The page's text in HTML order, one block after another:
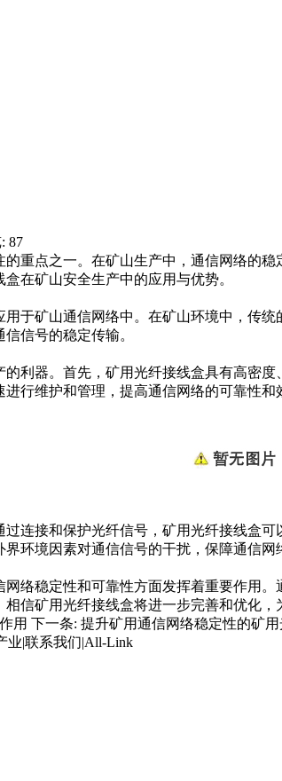
87
重点之一。在矿山生产中，通信网络的
在矿山安全生产中的应用与优势。
于矿山通信网络中。在矿山环境中，传
信号的稳定传输。
利器。首先，矿用光纤接线盒具有高密
行维护和管理，提高通信网络的可靠性
连接和保护光纤信号，矿用光纤接线盒
环境因素对通信信号的干扰，保障通信网
络稳定性和可靠性方面发挥着重要作用
信矿用光纤接线盒将进一步完善和优化，
用 下一条: 提升矿用通信网络稳定性的矿
业|联系我们|All-Link